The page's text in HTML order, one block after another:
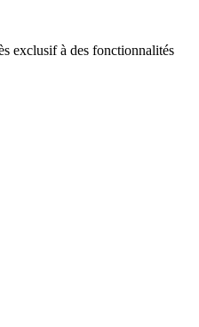
exclusif à des fonctionnalités